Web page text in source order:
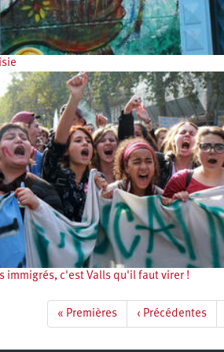
Amérique
du
Nord
Amérique
latine
Asie
Europe
Moyen-
Orient
Océanie
immigrés, c'est Valls qu'il faut virer !
Première
page
« Premières
Page
précédente
‹ Précédentes